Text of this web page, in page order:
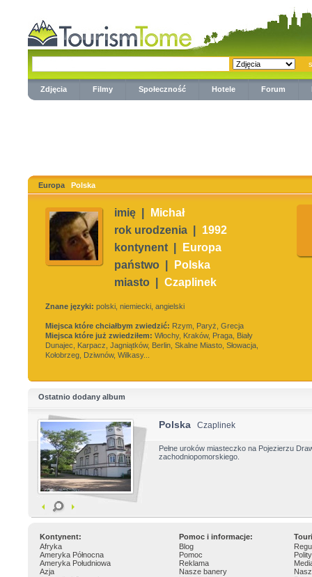
Zdjęcia Filmy Społeczność Hotele Forum
Europa Polska
imię |
Michał
rok urodzenia |
1992
kontynent |
Europa
państwo |
Polska
miasto |
Czaplinek
Znane języki: polski, niemiecki, angielski
Miejsca które chciałbym zwiedzić: Rzym, Paryż, Grecja
Miejsca które już zwiedziłem: Włochy, Kraków, Praga, Biały
Dunajec, Karpacz, Jagniątków, Berlin, Skalne Miasto, Słowacja,
Kołobrzeg, Dziwnów, Wilkasy...
Ostatnio dodany album
Polska Czaplinek
Pełne uroków miasteczko na Pojezierzu
zachodniopomorskiego.
Kontynent: Pomoc i informacje:
Afryka
Ameryka Północna
Ameryka Południowa
Azja
Blog
Pomoc
Reklama
Nasze banery